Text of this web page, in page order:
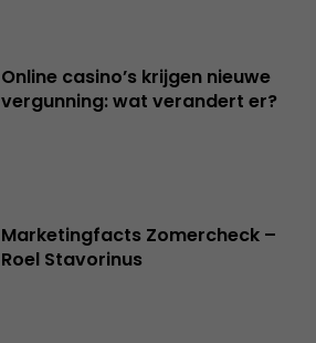
Online casino’s krijgen nieuwe
vergunning: wat verandert er?
Marketingfacts Zomercheck –
Roel Stavorinus